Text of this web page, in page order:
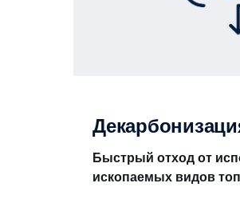
Быстрый отход от
ископаемых видов